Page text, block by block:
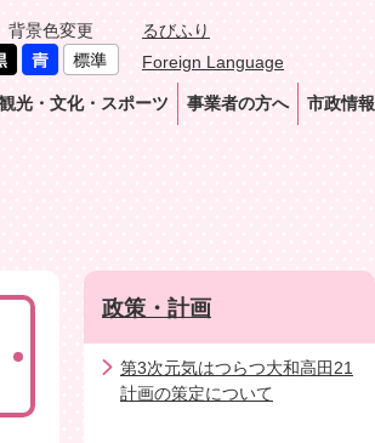
背景色変更
るびふり
Foreign Language
観光・文化・スポーツ 事業者の方へ 市政情報
政策・計画
第3次元気はつらつ大和高田21
計画の策定について